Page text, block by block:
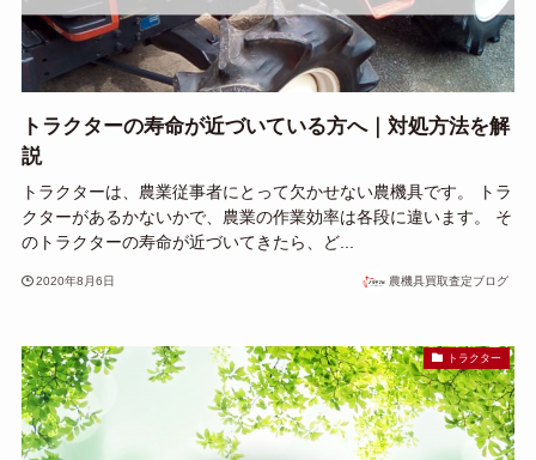
トラクターの寿命が近づいている方へ｜対処方法を解
説
トラクターは、農業従事者にとって欠かせない農機具です。 トラ
クターがあるかないかで、農業の作業効率は各段に違います。 そ
のトラクターの寿命が近づいてきたら、ど...
2020年8月6日 農機具買取査定ブログ
トラクター